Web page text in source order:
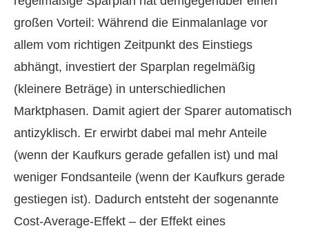
großen Vorteil: Während die Einmalanlage vor
allem vom richtigen Zeitpunkt des Einstiegs
abhängt, investiert der Sparplan regelmäßig
(kleinere Beträge) in unterschiedlichen
Marktphasen. Damit agiert der Sparer automatisch
antizyklisch. Er erwirbt dabei mal mehr Anteile
(wenn der Kaufkurs gerade gefallen ist) und mal
weniger Fondsanteile (wenn der Kaufkurs gerade
gestiegen ist). Dadurch entsteht der sogenannte
Cost-Average-Effekt – der Effekt eines